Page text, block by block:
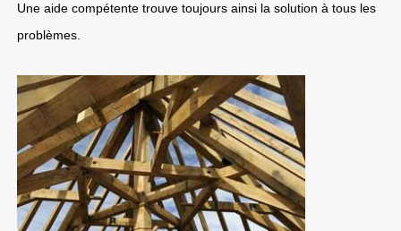
Une aide compétente trouve toujours ainsi la solution à tous les
problèmes.